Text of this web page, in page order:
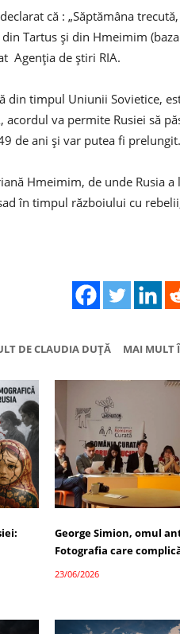
că : „Săptămâna
Tartus și din Hmeimim
Agenția de știri RIA.
din timpul Uniunii Sovietice,
va permite Rusiei să
de ani și var putea fi prelungit.
Hmeimim, de unde Rusia
în timpul războiului cu
DE CLAUDIA DUȚĂ MAI MULT
George Simion, omul
Fotografia care
23/06/2026